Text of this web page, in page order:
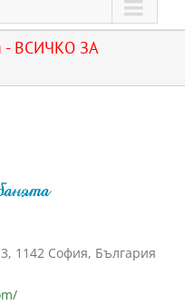
- ВСИЧКО ЗА
1142 София, България